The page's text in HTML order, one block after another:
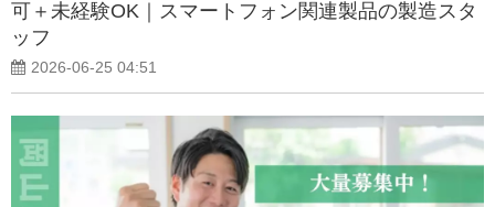
可＋未経験OK｜スマートフォン関連製品の製造スタ
ッフ
2026-06-25 04:51